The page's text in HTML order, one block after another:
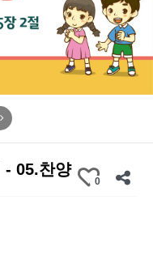
- 05.찬양
0